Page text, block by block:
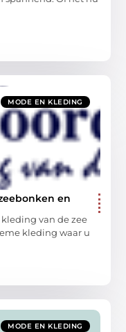
MODE EN KLEDING
en
van de zee
kleding waar u
MODE EN KLEDING